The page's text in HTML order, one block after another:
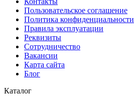
Пользовательское соглашение
Политика конфиденциальности
Правила эксплуатации
Реквизиты
Сотрудничество
Вакансии
Карта сайта
Блог
Каталог